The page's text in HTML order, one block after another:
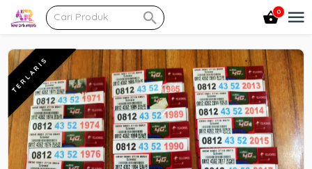
0
TERLARIS